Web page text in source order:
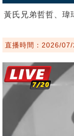
黃氏兄弟哲哲、
直播時間：2026/